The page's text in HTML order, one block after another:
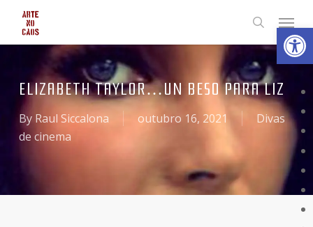
main
search
Menu
ELIZABETH TAYLOR…UN BESO PARA LIZ
By Raul Siccalona outubro 16, 2021
Divas
de cinema
Abrir